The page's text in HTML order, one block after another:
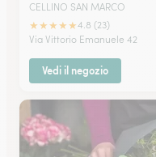
CELLINO SAN MARCO
★★★★★4.8 (23)
Via Vittorio Emanuele 42
Vedi il negozio